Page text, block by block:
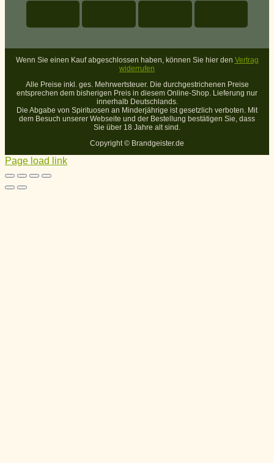
Wenn Sie einen Kauf abgeschlossen haben, können Sie hier den Vertrag
widerrufen
Alle Preise inkl. ges. Mehrwertsteuer. Die durchgestrichenen Preise
entsprechen dem bisherigen Preis in diesem Online-Shop. Lieferung nur
innerhalb Deutschlands.
Die Abgabe von Spirituosen an Minderjährige ist gesetzlich verboten. Mit
dem Besuch unserer Webseite und der Bestellung bestätigen Sie, dass
Sie über 18 Jahre alt sind.
Copyright © Brandgeister.de
Page load link